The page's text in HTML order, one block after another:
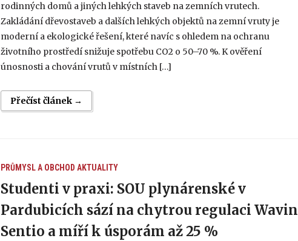
rodinných domů a jiných lehkých staveb na zemních vrutech.
Zakládání dřevostaveb a dalších lehkých objektů na zemní vruty je
moderní a ekologické řešení, které navíc s ohledem na ochranu
životního prostředí snižuje spotřebu CO2 o 50–70 %. K ověření
únosnosti a chování vrutů v místních […]
Přečíst článek →
PRŮMYSL A OBCHOD AKTUALITY
Studenti v praxi: SOU plynárenské v
Pardubicích sází na chytrou regulaci Wavin
Sentio a míří k úsporám až 25 %